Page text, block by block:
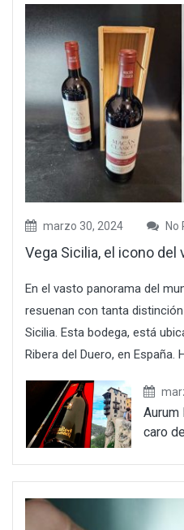
marzo 30, 2024 No
Vega Sicilia, el icono del
En el vasto panorama del
resuenan con tanta
Sicilia. Esta bodega, está
Ribera del Duero, en España.
Aurum
caro